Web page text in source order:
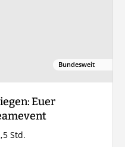
Bundesweit
Euer
Std.